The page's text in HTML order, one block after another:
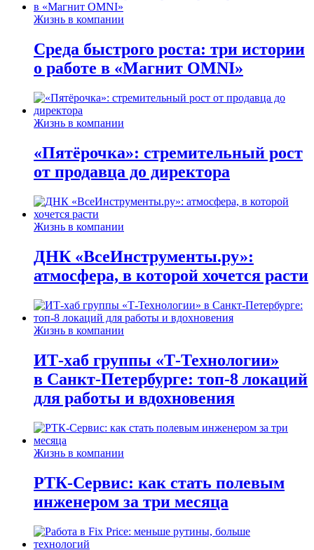
Жизнь в компании
Среда быстрого роста: три истории
о работе в «Магнит OMNI»
Жизнь в компании
«Пятёрочка»: стремительный рост
от продавца до директора
Жизнь в компании
ДНК «ВсеИнструменты.ру»:
атмосфера, в которой хочется расти
Жизнь в компании
ИТ-хаб группы «Т-Технологии»
в Санкт-Петербурге: топ-8 локаций
для работы и вдохновения
Жизнь в компании
РТК-Сервис: как стать полевым
инженером за три месяца